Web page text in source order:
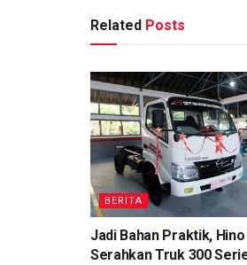
Related Posts
BERITA
Jadi Bahan Praktik, Hino
Serahkan Truk 300